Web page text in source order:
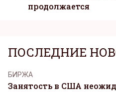
продолжается
ПОСЛЕДНИЕ
БИРЖА
Занятость в США